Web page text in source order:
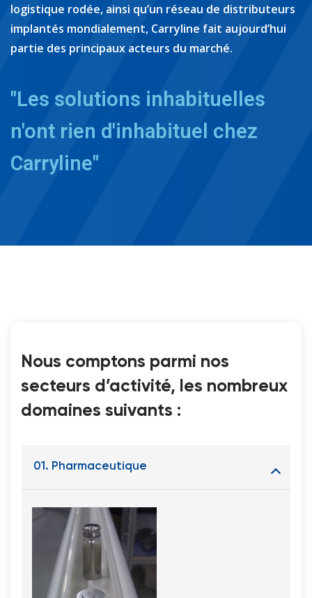
logistique rodée, ainsi qu’un réseau de distributeurs
implantés mondialement, Carryline fait aujourd’hui
partie des principaux acteurs du marché.
"Les solutions inhabituelles
n'ont rien d'inhabituel chez
Carryline"
Nous comptons parmi nos
secteurs d’activité, les nombreux
domaines suivants :
01. Pharmaceutique